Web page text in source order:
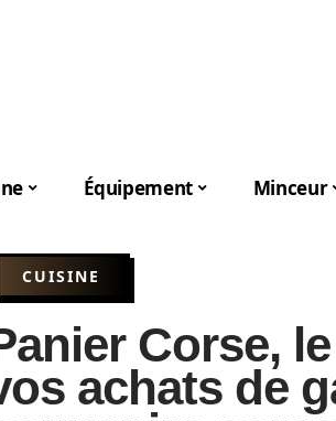
Équipement Minceur
CUISINE
Corse,
achats de